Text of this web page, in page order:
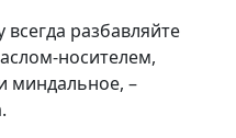
разбавляйте
носителем,
миндальное, –